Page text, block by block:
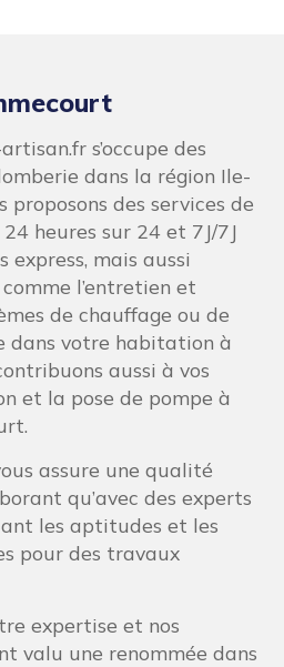
s’occupe des
dans la région Ile-
proposons des services de
heures sur 24 et 7J/7J
express, mais aussi
l’entretien et
de chauffage ou de
dans votre habitation à
aussi à vos
et la pose de pompe à
assure une qualité
qu’avec des experts
les aptitudes et les
pour des travaux
expertise et nos
valu une renommée dans